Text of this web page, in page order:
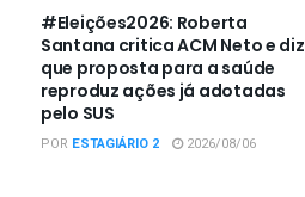
#Eleições2026: Roberta
Santana critica ACM Neto e diz
que proposta para a saúde
reproduz ações já adotadas
pelo SUS
POR ESTAGIÁRIO 2 2026/08/06